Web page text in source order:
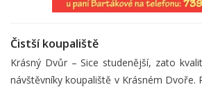
Čistší koupaliště
Krásný Dvůr – Sice studenější, zato
návštěvníky koupaliště v Krásném Dvoře.